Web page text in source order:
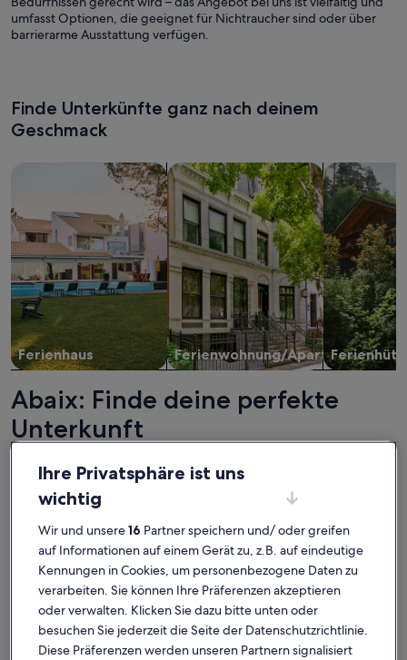
umfasst Optionen, die geeignet für Nichtraucher sind oder über
barrierarme Ausstattung verfügen.
Finde Unterkünfte ganz nach deinem
Geschmack
Ferienhaus
Suche nach Ferienhäusern
Ferienwohnung/Apartment
Suche nach Ferienwohnungen oder
Suche nach
Abaix: Finde deine perfekte
Unterkunft
Weitere Infos zu Strandhaus mit eigenem Pool und Garten
Ihre Privatsphäre ist uns
wichtig
Wir und unsere16 Partner speichern und/ oder greifen
auf Informationen auf einem Gerät zu, z.B. auf eindeutige
Kennungen in Cookies, um personenbezogene Daten zu
verarbeiten. Sie können Ihre Präferenzen akzeptieren
oder verwalten. Klicken Sie dazu bitte unten oder
besuchen Sie jederzeit die Seite der Datenschutzrichtlinie.
Diese Präferenzen werden unseren Partnern signalisiert